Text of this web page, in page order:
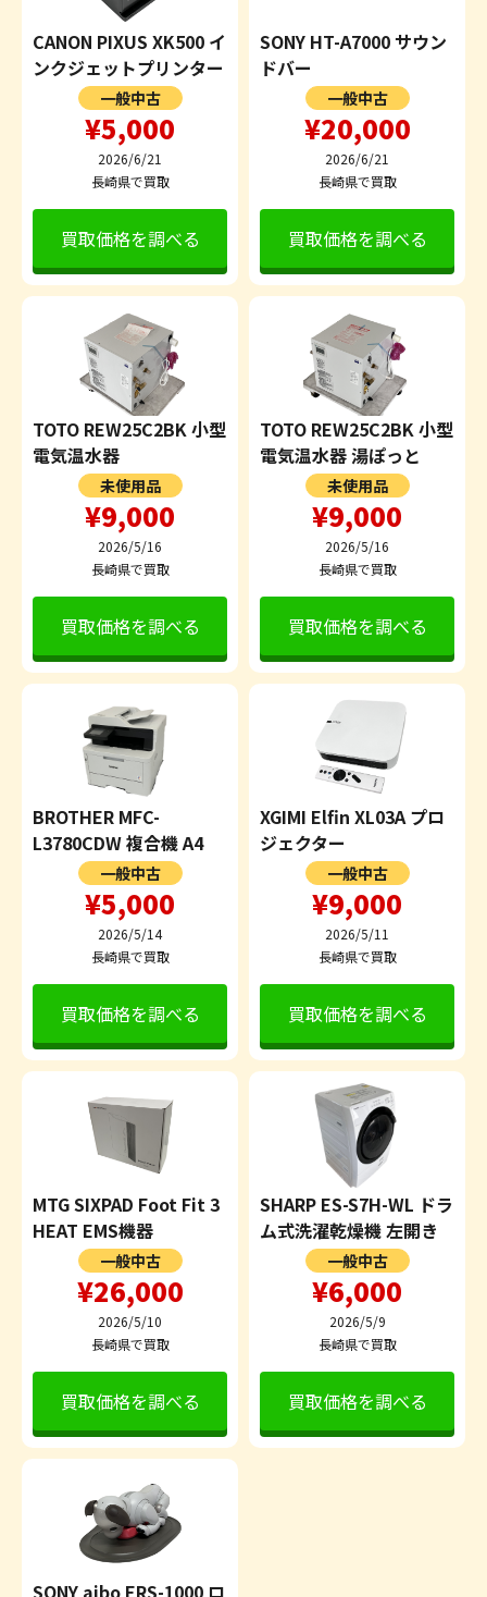
CANON PIXUS XK500 イ
ンクジェットプリンター
一般中古
¥5,000
2026/6/21
長崎県で買取
買取価格を調べる
SONY HT-A7000 サウン
ドバー
一般中古
¥20,000
2026/6/21
長崎県で買取
買取価格を調べる
TOTO REW25C2BK 小型
電気温水器
未使用品
¥9,000
2026/5/16
長崎県で買取
買取価格を調べる
TOTO REW25C2BK 小型
電気温水器 湯ぽっと
未使用品
¥9,000
2026/5/16
長崎県で買取
買取価格を調べる
BROTHER MFC-
L3780CDW 複合機 A4
一般中古
¥5,000
2026/5/14
長崎県で買取
買取価格を調べる
XGIMI Elfin XL03A プロ
ジェクター
一般中古
¥9,000
2026/5/11
長崎県で買取
買取価格を調べる
MTG SIXPAD Foot Fit 3
HEAT EMS機器
一般中古
¥26,000
2026/5/10
長崎県で買取
買取価格を調べる
SHARP ES-S7H-WL ドラ
ム式洗濯乾燥機 左開き
一般中古
¥6,000
2026/5/9
長崎県で買取
買取価格を調べる
SONY aibo ERS-1000 ロ